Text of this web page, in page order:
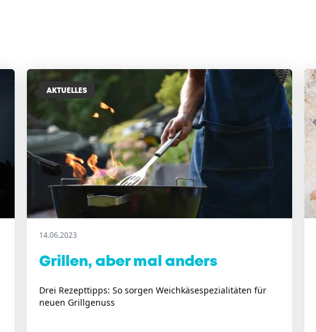
AKTUELLES
14.06.2023
Grillen, aber mal anders
Drei Rezepttipps: So sorgen Weichkäsespezialitäten für
neuen Grillgenuss